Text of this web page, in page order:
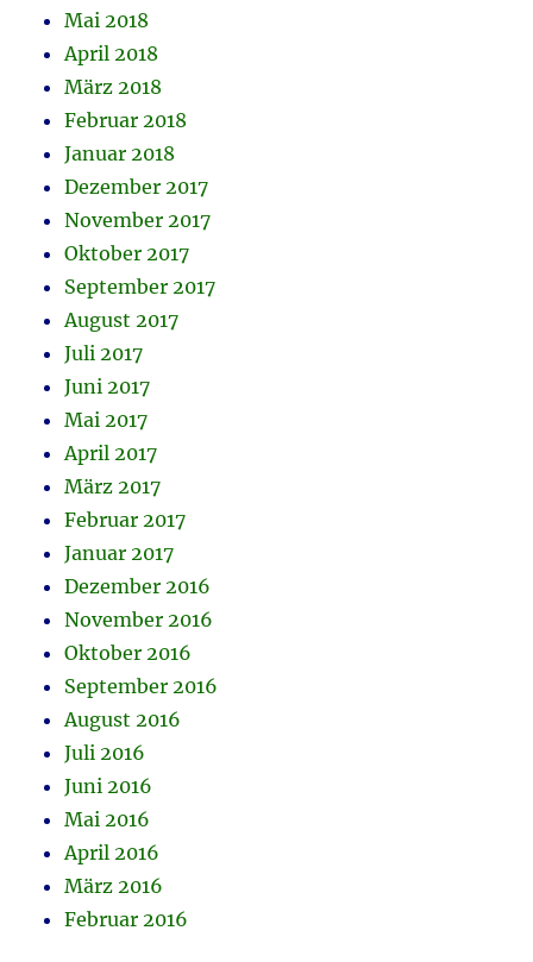
Mai 2018
April 2018
März 2018
Februar 2018
Januar 2018
Dezember 2017
November 2017
Oktober 2017
September 2017
August 2017
Juli 2017
Juni 2017
Mai 2017
April 2017
März 2017
Februar 2017
Januar 2017
Dezember 2016
November 2016
Oktober 2016
September 2016
August 2016
Juli 2016
Juni 2016
Mai 2016
April 2016
März 2016
Februar 2016